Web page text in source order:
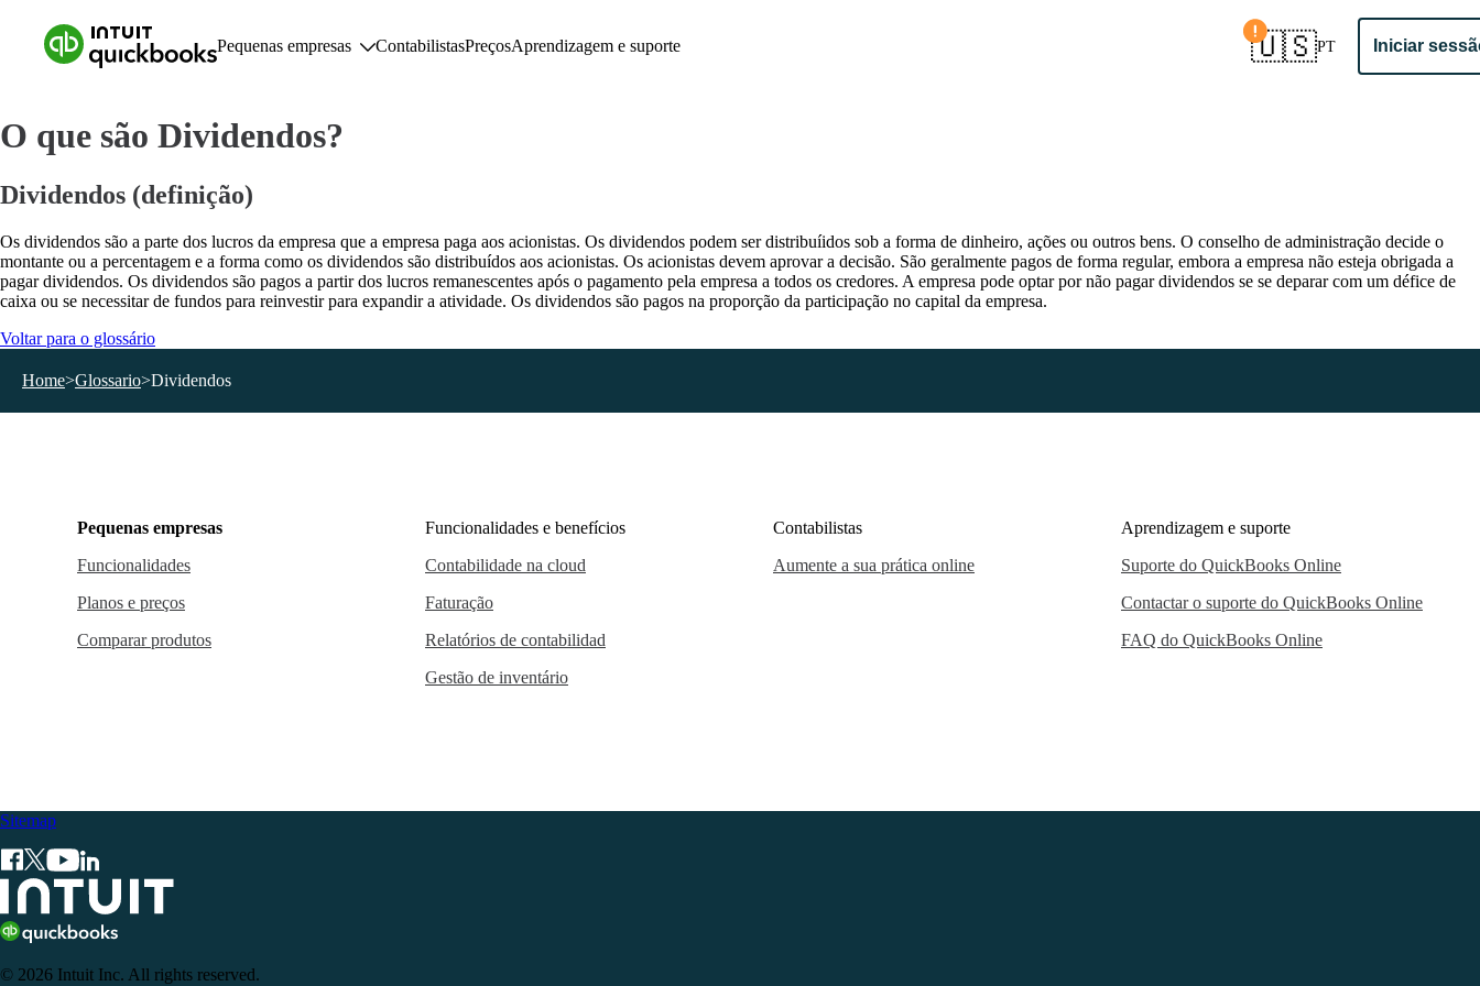
Pequenas empresas ContabilistasPreçosAprendizagem e suporte 🇺🇸PT Iniciar
Pequenas empresas
Recursos para pequenas empresas
Rendibilidade do projeto
Relatórios de contabilidade
Gestão de inventário
Aplicação de contabilidade para dispositivo móvel
Ver todas as funcionalidades
Confirmar país
O que são Dividendos?
Dividendos (definição)
Os dividendos são a parte dos lucros da empresa que a empresa paga aos acionistas. Os dividendos podem ser distribuíidos sob a forma de dinheiro, ações ou outros bens. O conselho de administração decide o
montante ou a percentagem e a forma como os dividendos são distribuídos aos acionistas. Os acionistas devem aprovar a decisão. São geralmente pagos de forma regular, embora a empresa não esteja obrigada a
pagar dividendos. Os dividendos são pagos a partir dos lucros remanescentes após o pagamento pela empresa a todos os credores. A empresa pode optar por não pagar dividendos se se deparar com um défice de
caixa ou se necessitar de fundos para reinvestir para expandir a atividade. Os dividendos são pagos na proporção da participação no capital da empresa.
Voltar para o glossário
Home>Glossario>Dividendos
Pequenas empresas
Funcionalidades
Planos e preços
Comparar produtos
Funcionalidades e benefícios
Contabilidade na cloud
Faturação
Relatórios de contabilidad
Gestão de inventário
Contabilistas
Aumente a sua prática online
Aprendizagem e suporte
Suporte do QuickBooks Online
Contactar o suporte do QuickBooks Online
FAQ do QuickBooks Online
Sitemap
© 2026 Intuit Inc. All rights reserved.